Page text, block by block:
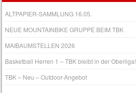
ALTPAPIER-SAMMLUNG 16.05.
NEUE MOUNTAINBIKE GRUPPE BEIM TBK
MAIBAUMSTELLEN 2026
Basketball Herren 1 – TBK bleibt in der Oberliga!
TBK – Neu – Outdoor-Angebot